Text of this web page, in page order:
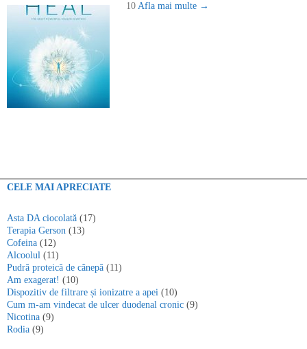
10 Afla mai multe →
CELE MAI APRECIATE
Asta DA ciocolată (17)
Terapia Gerson (13)
Cofeina (12)
Alcoolul (11)
Pudră proteică de cânepă (11)
Am exagerat! (10)
Dispozitiv de filtrare și ionizatre a apei (10)
Cum m-am vindecat de ulcer duodenal cronic (9)
Nicotina (9)
Rodia (9)